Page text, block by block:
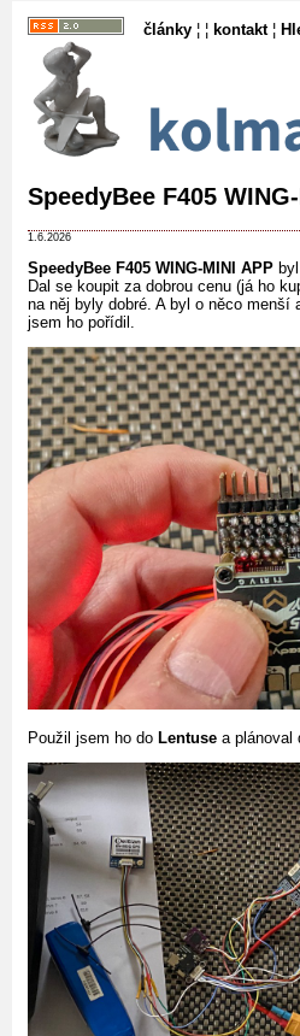
články ¦ ¦ kontakt¦
SpeedyBee F405
1.6.2026
SpeedyBee F405 WING-MINI APP
Dal se koupit za dobrou cenu (já ho
na něj byly dobré. A byl o něco menší
jsem ho pořídil.
Použil jsem ho do Lentuse a plánoval